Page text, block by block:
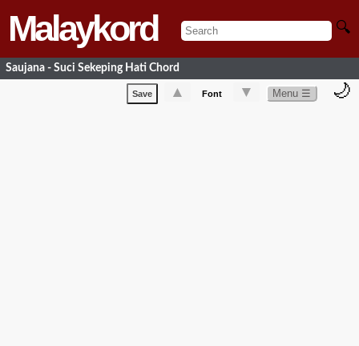
Malaykord 🔍
Saujana - Suci Sekeping Hati Chord
Save ▲ Font ▼ Menu ☰ 🌙